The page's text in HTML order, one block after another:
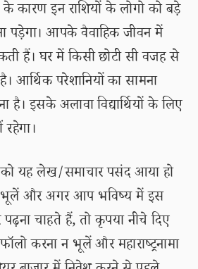
कारण इन राशियों के लोगो को बड़े
पड़ेगा। आपके वैवाहिक जीवन में
हैं। घर में किसी छोटी सी वजह से
आर्थिक परेशानियों का सामना
है। इसके अलावा विद्यार्थियों के लिए
यह लेख/समाचार पसंद आया हो
भूलें और अगर आप भविष्य में इस
चाहते हैं, तो कृपया नीचे दिए
करना न भूलें और महाराष्ट्रनामा